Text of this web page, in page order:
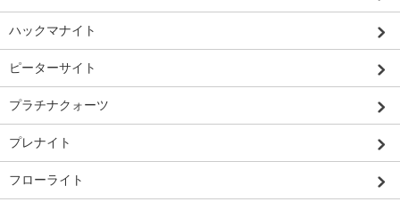
ハックマナイト
ピーターサイト
プラチナクォーツ
プレナイト
フローライト